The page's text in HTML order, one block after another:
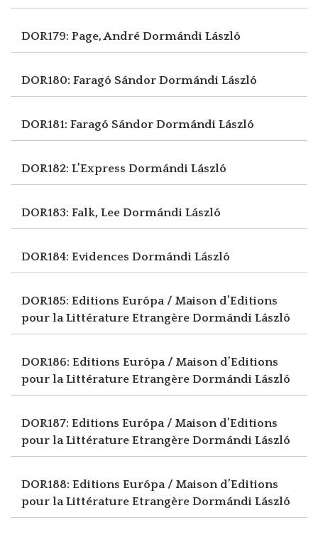
DOR179: Page, André Dormándi László
DOR180: Faragó Sándor Dormándi László
DOR181: Faragó Sándor Dormándi László
DOR182: L’Express Dormándi László
DOR183: Falk, Lee Dormándi László
DOR184: Evidences Dormándi László
DOR185: Editions Európa / Maison d’Editions
pour la Littérature Etrangère Dormándi László
DOR186: Editions Európa / Maison d’Editions
pour la Littérature Etrangère Dormándi László
DOR187: Editions Európa / Maison d’Editions
pour la Littérature Etrangère Dormándi László
DOR188: Editions Európa / Maison d’Editions
pour la Littérature Etrangère Dormándi László